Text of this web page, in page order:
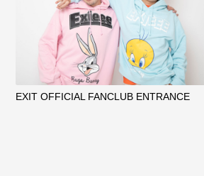
EXIT OFFICIAL FANCLUB ENTRANCE